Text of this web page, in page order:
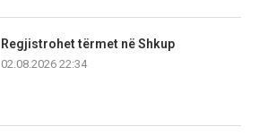
Regjistrohet tërmet në Shkup
02.08.2026 22:34